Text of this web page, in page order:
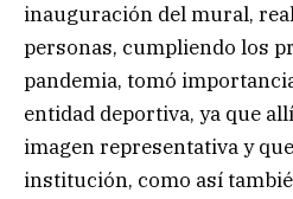
inauguración del mural,
personas, cumpliendo los
pandemia, tomó
entidad deportiva, ya que
imagen representativa y
institución, como así